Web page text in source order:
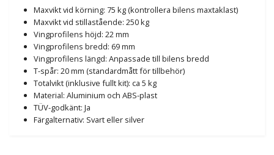
Maxvikt vid körning: 75 kg (kontrollera bilens maxtaklast)
Maxvikt vid stillastående: 250 kg
Vingprofilens höjd: 22 mm
Vingprofilens bredd: 69 mm
Vingprofilens längd: Anpassade till bilens bredd
T-spår: 20 mm (standardmått för tillbehör)
Totalvikt (inklusive fullt kit): ca 5 kg
Material: Aluminium och ABS-plast
TÜV-godkänt: Ja
Färgalternativ: Svart eller silver